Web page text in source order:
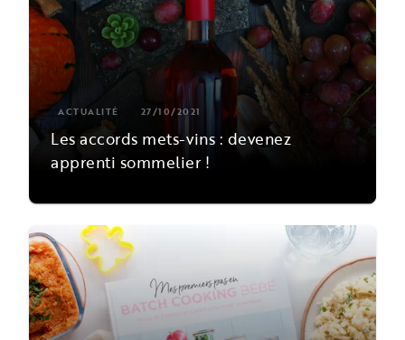
ACTUALITÉ 27/10/2021
Les accords mets-vins : devenez
apprenti sommelier !